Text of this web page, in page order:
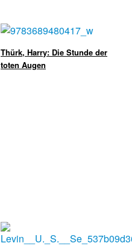
Thürk, Harry: Die Stunde der
toten Augen